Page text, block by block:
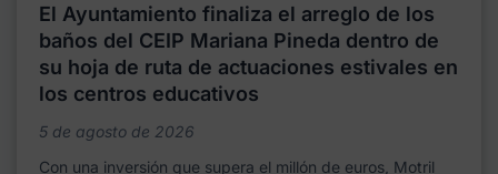
El Ayuntamiento finaliza el arreglo de los
baños del CEIP Mariana Pineda dentro de
su hoja de ruta de actuaciones estivales en
los centros educativos
5 de agosto de 2026
Con una inversión que supera el millón de euros, Motril